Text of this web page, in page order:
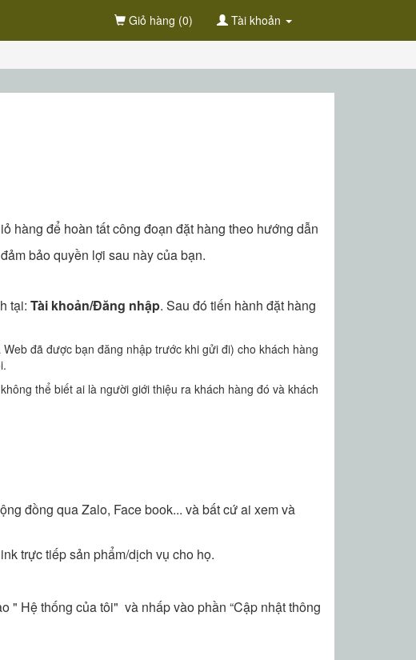
Giỏ hàng (0) Tài khoản
hàng để hoàn tất công đoạn đặt hàng theo hướng dẫn
bảo quyền lợi sau này của bạn.
tại: Tài khoản/Đăng nhập. Sau đó tiến hành đặt hàng
đã được bạn đăng nhập trước khi gửi đi) cho khách hàng
thể biết ai là người giới thiệu ra khách hàng đó và khách
đồng qua Zalo, Face book... và bất cứ ai xem và
trực tiếp sản phẩm/dịch vụ cho họ.
" Hệ thống của tôi" và nhấp vào phần “Cập nhật thông